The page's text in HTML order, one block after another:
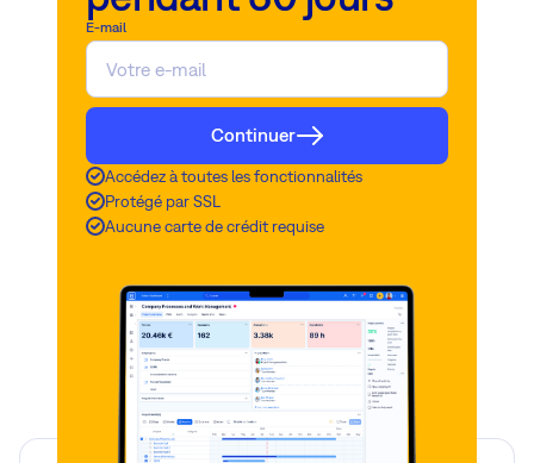
E-mail
Continuer
Accédez à toutes les fonctionnalités
Protégé par SSL
Aucune carte de crédit requise